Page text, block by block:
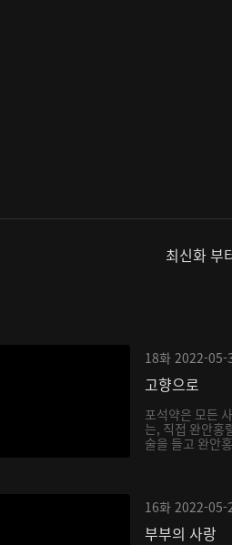
최신화 부
18화 2022-05-
고향으로
포석약은 모든
는, 직접 완안홍
술을 들고 완안
16화 2022-05-
부부의 사랑